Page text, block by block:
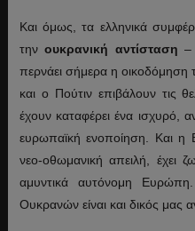
Και όμως, τα ελληνικά
τηνουκρανική αντίσταση –
περνάει σήμερα η
και ο Πούτιν επιβάλουν τις
έχουν καταφέρει ένα ισχυρό,
ευρωπαϊκή ενοποίηση. Και η
νεο-οθωμανική απειλή, έχει
αμυντικά αυτόνομη
Ουκρανών είναι και δικός μας